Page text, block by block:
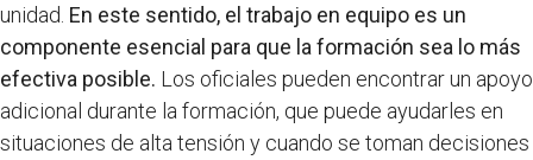
unidad. En este sentido, el trabajo en equipo es un
componente esencial para que la formación sea lo más
efectiva posible. Los oficiales pueden encontrar un apoyo
adicional durante la formación, que puede ayudarles en
situaciones de alta tensión y cuando se toman decisiones